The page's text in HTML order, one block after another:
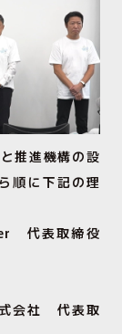
推進機構の設
順に下記の理
代表取締役
会社 代表取